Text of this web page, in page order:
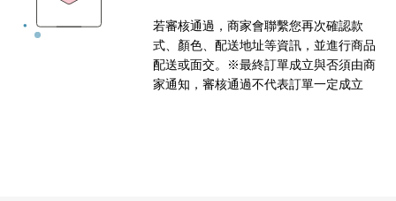
若審核通過，商家會聯繫您再次確認款
式、顏色、配送地址等資訊，並進行商品
配送或面交。※最終訂單成立與否須由商
家通知，審核通過不代表訂單一定成立